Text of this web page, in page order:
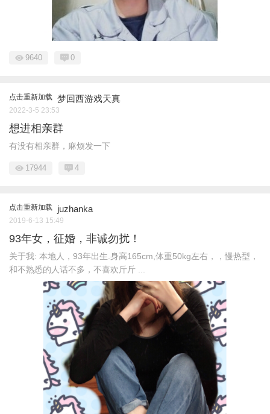
9640 0
点击重新加载 梦回西游戏天真
2022-3-5 23:53
想进相亲群
有没有相亲群，麻烦发一下
17944 4
点击重新加载 juzhanka
2019-6-13 15:49
93年女，征婚，非诚勿扰！
关于我: 本地人，93年出生.身高165cm,体重50kg左右，，慢热型，
和不熟悉的人话不多，不喜欢斤斤 ...